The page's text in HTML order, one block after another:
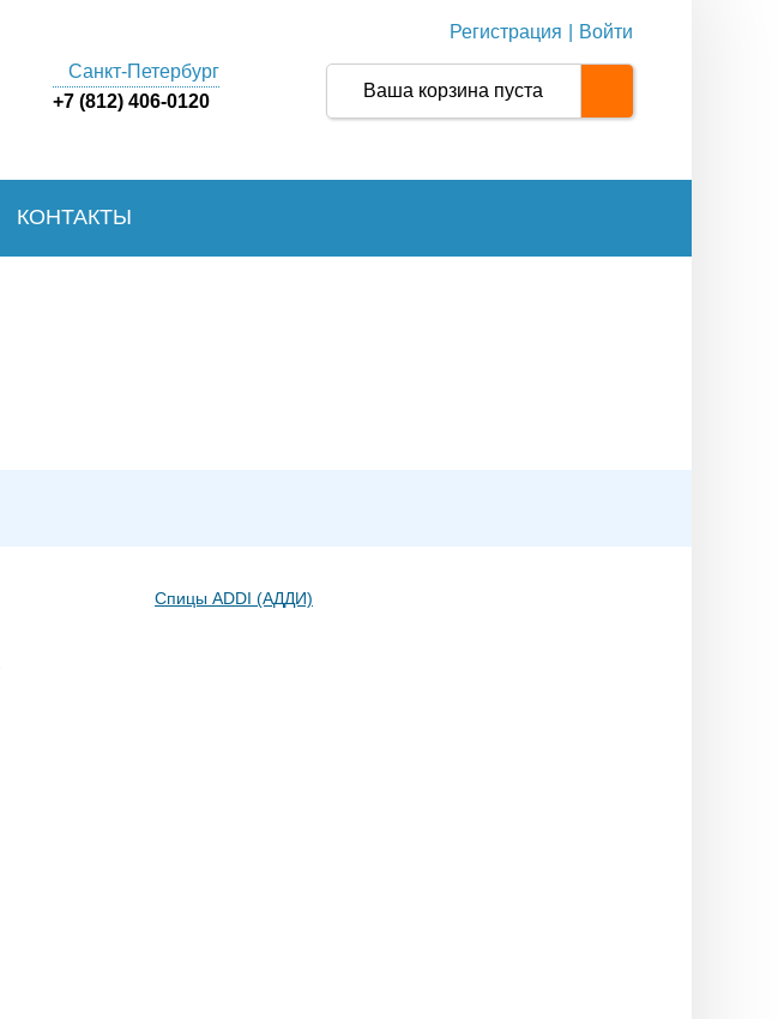
Санкт-Петербург
+7 (812) 406-0120
Регистрация Войти
Ваша корзина пуста
КОНТАКТЫ
Спицы ADDI (АДДИ)